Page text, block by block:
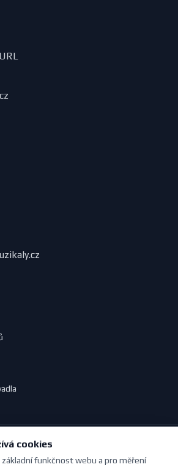
Všechna práva vyhrazena.
milovníky divadla | Vytvořil Pavel Jirouš
cookies
základní funkčnost webu a pro měření